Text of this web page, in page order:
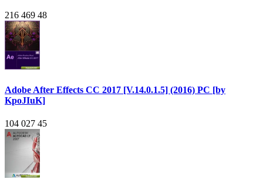
216 469 48
Adobe After Effects CC 2017 [V.14.0.1.5] (2016) PC [by
KpoJIuK]
104 027 45